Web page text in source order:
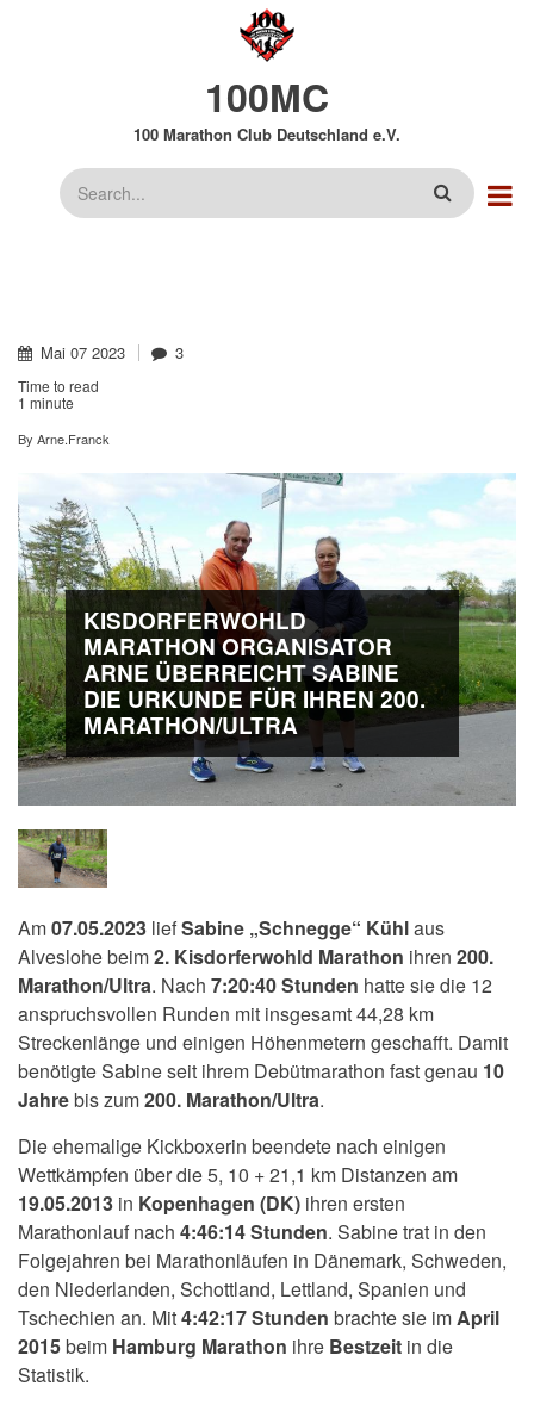
100MC
100 Marathon Club Deutschland e.V.
Suche
Mai 07 2023 3
Time to read
1 minute
By Arne.Franck
KISDORFERWOHLD
MARATHON ORGANISATOR
ARNE ÜBERREICHT SABINE
DIE URKUNDE FÜR IHREN 200.
MARATHON/ULTRA
Am07.05.2023 liefSabine „Schnegge“ Kühlaus
Alveslohe beim2. Kisdorferwohld Marathon ihren 200.
Marathon/Ultra. Nach 7:20:40 Stunden hatte sie die 12
anspruchsvollen Runden mit insgesamt 44,28 km
Streckenlänge und einigen Höhenmetern geschafft. Damit
benötigte Sabine seit ihrem Debütmarathon fast genau 10
Jahrebis zum200. Marathon/Ultra.
Die ehemalige Kickboxerin beendete nach einigen
Wettkämpfen über die 5, 10 + 21,1 km Distanzen am
19.05.2013 in Kopenhagen (DK) ihren ersten
Marathonlauf nach 4:46:14 Stunden. Sabine trat in den
Folgejahren bei Marathonläufen in Dänemark, Schweden,
den Niederlanden, Schottland, Lettland, Spanien und
Tschechien an. Mit4:42:17 Stunden brachte sie im April
2015beim Hamburg Marathon ihre Bestzeit in die
Statistik.